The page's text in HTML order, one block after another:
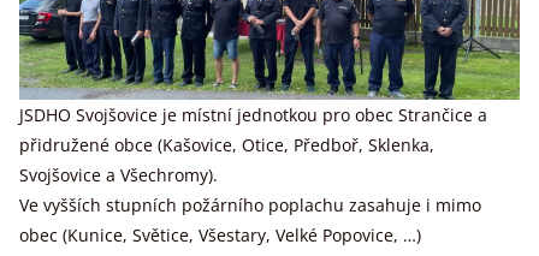
JSDHO Svojšovice je místní jednotkou pro obec Strančice a
přidružené obce (Kašovice, Otice, Předboř, Sklenka,
Svojšovice a Všechromy).
Ve vyšších stupních požárního poplachu zasahuje i mimo
obec (Kunice, Světice, Všestary, Velké Popovice, …)